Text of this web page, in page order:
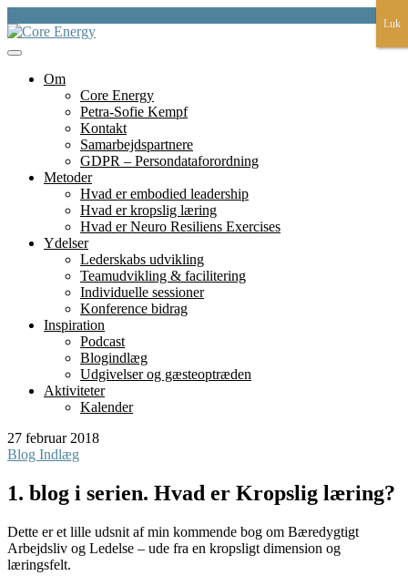
to
content
Core Energy
Om
Core Energy
Petra-Sofie Kempf
Kontakt
Samarbejdspartnere
GDPR – Persondataforordning
Metoder
Hvad er embodied leadership
Hvad er kropslig læring
Hvad er Neuro Resiliens Exercises
Ydelser
Lederskabs udvikling
Teamudvikling & facilitering
Individuelle sessioner
Konference bidrag
Inspiration
Podcast
Blogindlæg
Udgivelser og gæsteoptræden
Aktiviteter
Kalender
27 februar 2018
Blog Indlæg
1. blog i serien. Hvad er Kropslig læring?
Dette er et lille udsnit af min kommende bog om Bæredygtigt
Arbejdsliv og Ledelse – ude fra en kropsligt dimension og
læringsfelt.
Luk
Luk